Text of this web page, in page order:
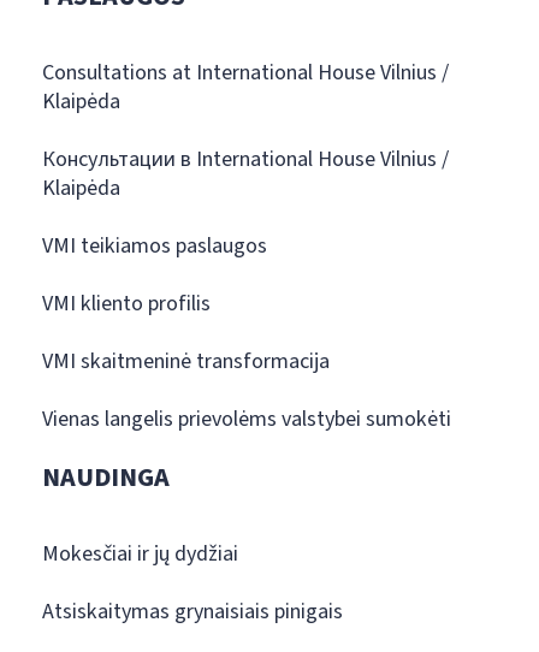
Consultations at International House Vilnius /
Klaipėda
Консультации в International House Vilnius /
Klaipėda
VMI teikiamos paslaugos
VMI kliento profilis
VMI skaitmeninė transformacija
Vienas langelis prievolėms valstybei sumokėti
NAUDINGA
Mokesčiai ir jų dydžiai
Atsiskaitymas grynaisiais pinigais